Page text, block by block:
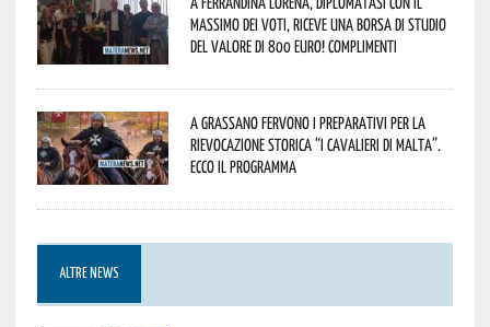
massimo dei voti, riceve una borsa di studio
del valore di 800 euro! Complimenti
A Grassano fervono i preparativi per la
Rievocazione Storica “I CAVALIERI DI MALTA”.
Ecco il programma
ALTRE NEWS